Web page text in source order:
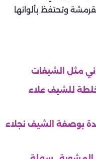
وتحتفظ بألوانها
للشيف علاء
بوصفة الشيف نجلاء